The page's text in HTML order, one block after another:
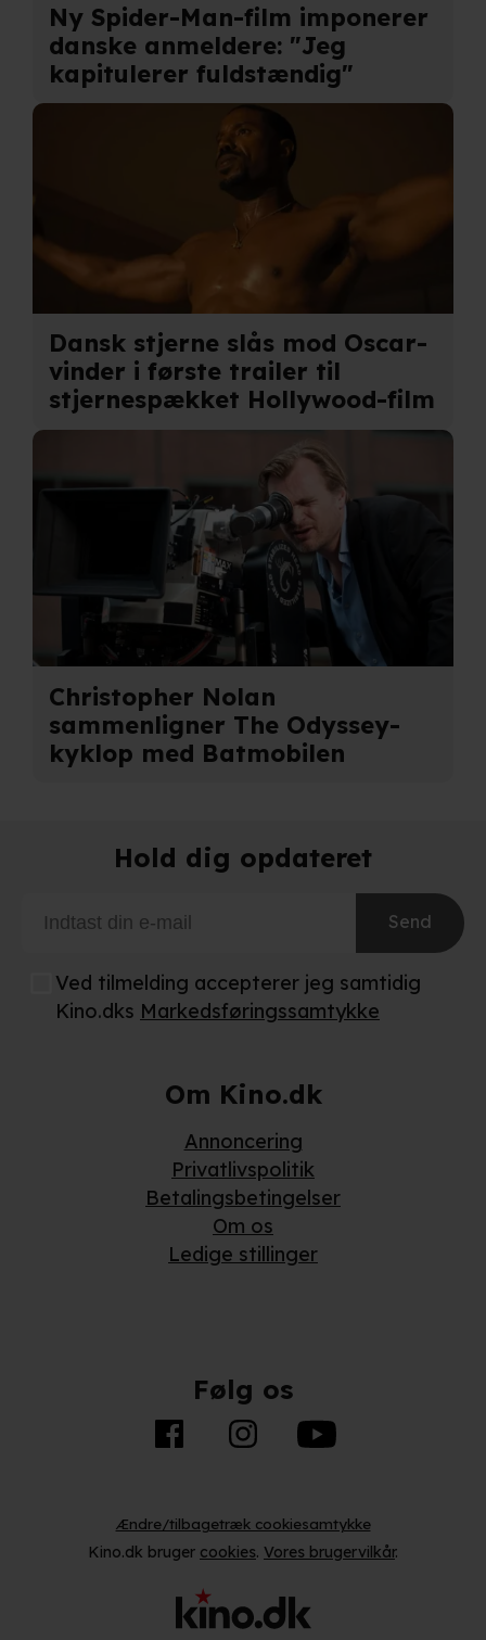
Ny Spider-Man-film imponerer
danske anmeldere: "Jeg
kapitulerer fuldstændig"
Dansk stjerne slås mod Oscar-
vinder i første trailer til
stjernespækket Hollywood-film
Christopher Nolan
sammenligner The Odyssey-
kyklop med Batmobilen
Hold dig opdateret
Send
Ved tilmelding accepterer jeg samtidig
Kino.dks Markedsføringssamtykke
Om Kino.dk
Annoncering
Privatlivspolitik
Betalingsbetingelser
Om os
Ledige stillinger
Følg os
Ændre/tilbagetræk cookiesamtykke
Kino.dk bruger cookies. Vores brugervilkår.